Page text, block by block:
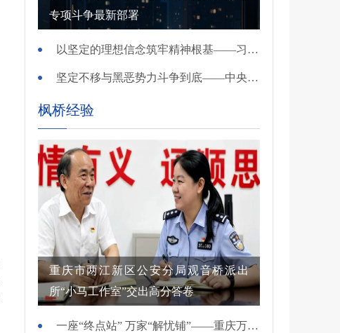
专项斗争最新部署
以坚定的理想信念筑牢精神根基——习近平党建思想理论品格系列述评之一
坚定不移与黑恶势力斗争到底——中央政法委负责同志就开展深化扫黑除恶专项斗争有关问题答记者问
枫桥经验
重庆市两江新区公安分局观音桥派出
所“小马工作室”交出高分答卷
一座“终点站” 万家“解忧铺”——重庆万州综治中心基层治理创新实践观察